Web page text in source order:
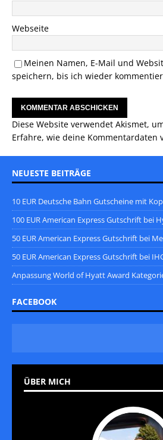
Webseite
Meinen Namen, E-Mail und
speichern, bis ich wieder
Diese Website verwendet Akismet,
Erfahre, wie deine Kommentardaten
NEUESTE BEITRÄGE
10 EUR Deutsche Bahn Gutscheine mit
100 EUR American Express Gutschrift bei
50 EUR American Express Gutschrift bei
50 EUR American Express Gutschrift bei
Anpassung World of Hyatt Award
FACEBOOK
ÜBER MICH